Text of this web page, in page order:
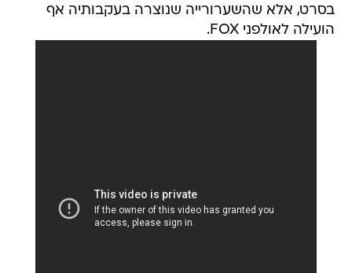
בסרט, אלא שהשערורייה שנוצרה בעקבותיה אף
הועילה לאולפני FOX.